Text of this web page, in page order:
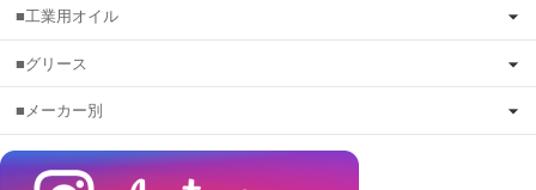
■工業用オイル
■グリース
■メーカー別